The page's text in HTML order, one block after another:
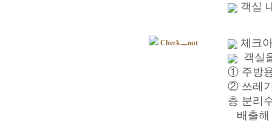
객실
Checkㅡout
체크
객실
① 주방
② 쓰레
층 분리
배출해